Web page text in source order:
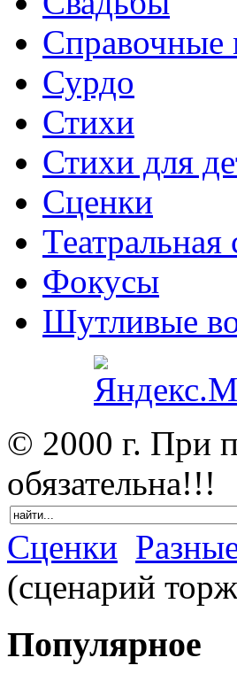
Справочные
Сурдо
Стихи
Стихи для
Сценки
Театральная
Фокусы
Шутливые
© 2000 г. При
обязательна!!!
Сценки
(сценарий
Популярное